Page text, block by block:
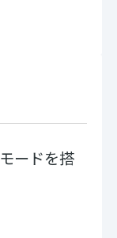
ードを搭